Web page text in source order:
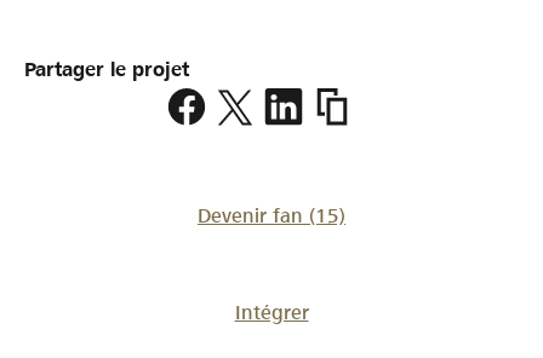
Partager le projet
https://
thun-
Devenir fan (15)
Intégrer